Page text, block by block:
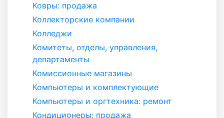
Ковры: продажа
Коллекторские компании
Колледжи
Комитеты, отделы, управления,
департаменты
Комиссионные магазины
Компьютеры и комплектующие
Компьютеры и оргтехника: ремонт
Кондиционеры: продажа